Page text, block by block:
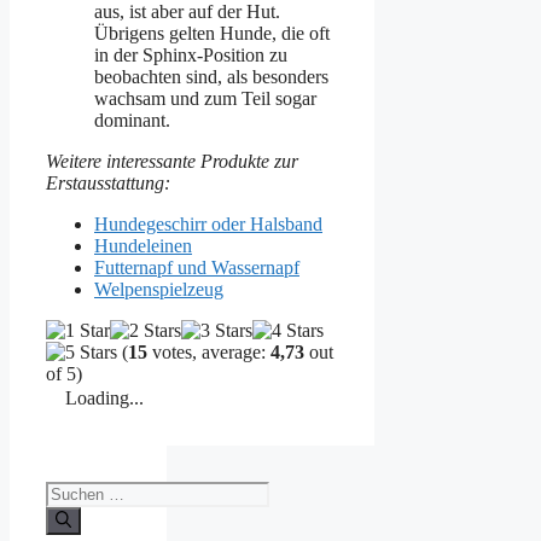
aus, ist aber auf der Hut.
Übrigens gelten Hunde, die oft
in der Sphinx-Position zu
beobachten sind, als besonders
wachsam und zum Teil sogar
dominant.
Weitere interessante Produkte zur
Erstausstattung:
Hundegeschirr oder Halsband
Hundeleinen
Futternapf und Wassernapf
Welpenspielzeug
(15 votes, average: 4,73 out
of 5)
Loading...
Suchen
nach: